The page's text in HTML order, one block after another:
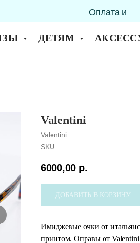
Оплата и
ДЕТЯМ
Valentini
Valentini
SKU:
6000,00 р.
ДОБАВИТЬ В КОРЗИНУ
Имиджевые очки от
принтом. Оправы от